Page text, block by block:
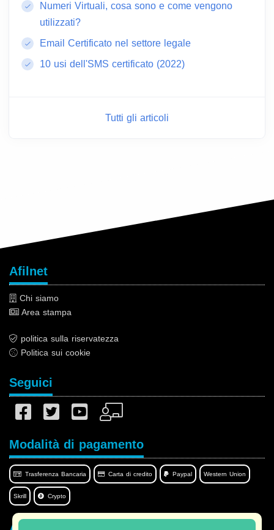
Numeri Virtuali, cosa sono e come vengono
utilizzati?
Email Certificato nel settore legale
10 usi dell'SMS certificato (2022)
Tutti gli articoli
Afilnet
Chi siamo
Area stampa
politica sulla riservatezza
Politica sui cookie
Seguici
Modalità di pagamento
Trasferenza Bancaria Carta di credito Paypal Western Union
Skrill Crypto